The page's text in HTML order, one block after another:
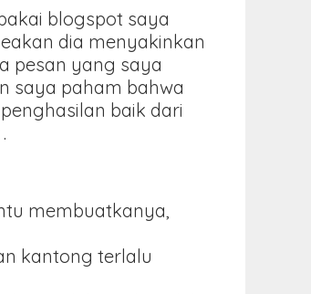
blogspot saya
dia menyakinkan
pesan yang saya
saya paham bahwa
baik dari
membuatkanya,
kantong terlalu